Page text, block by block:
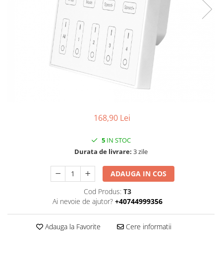
168,90 Lei
5 IN STOC
Durata de livrare: 3 zile
ADAUGA IN COS
Cod Produs: T3
Ai nevoie de ajutor? +40744999356
Adauga la Favorite Cere informatii